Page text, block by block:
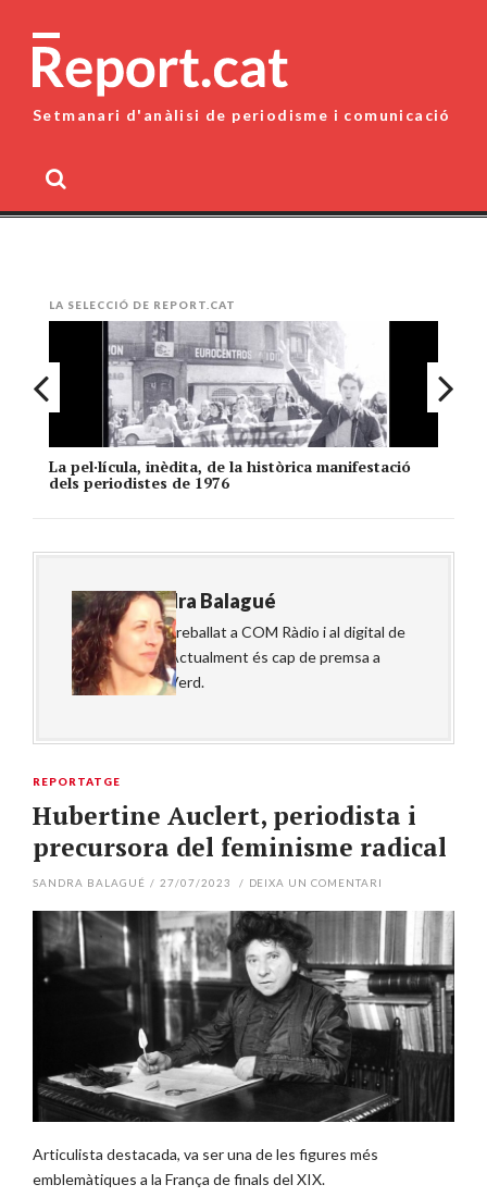
content
Setmanari d'anàlisi de periodisme i comunicació
LA SELECCIÓ DE REPORT.CAT
La pel·lícula, inèdita, de la històrica manifestació
dels periodistes de 1976
AboutSandra Balagué
Periodista. Ha treballat a COM Ràdio i al digital de
cultura Núvol. Actualment és cap de premsa a
l'editorial Raig Verd.
REPORTATGE
Hubertine Auclert, periodista i
precursora del feminisme radical
SANDRA BALAGUÉ / 27/07/2023 / DEIXA UN COMENTARI
Articulista destacada, va ser una de les figures més
emblemàtiques a la França de finals del XIX.